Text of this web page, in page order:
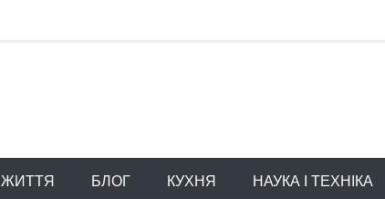
ЖИТТЯ БЛОГ КУХНЯ НАУКА І ТЕХНІКА